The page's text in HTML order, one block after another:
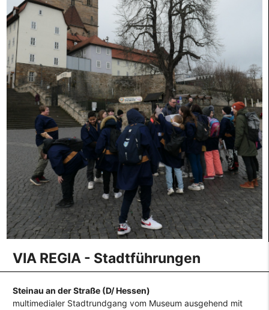
VIA REGIA - Stadtführungen
Steinau an der Straße (D/ Hessen)
multimedialer Stadtrundgang vom Museum ausgehend mit